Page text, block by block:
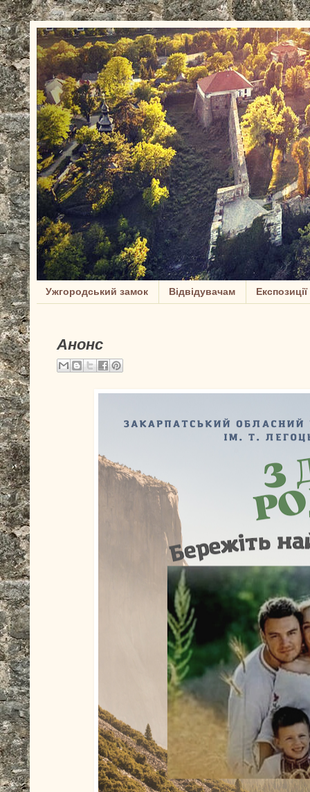
Ужгородський замок Відвідувачам Експозиції
Анонс